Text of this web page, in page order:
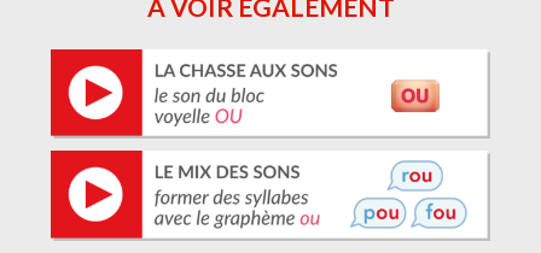
À VOIR ÉGALEMENT